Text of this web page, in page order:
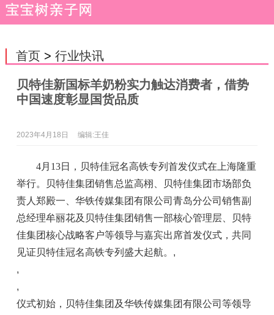
首页> 行业快讯
贝特佳新国标羊奶粉实力触达消费者，借势
中国速度彰显国货品质
2023年4月18日 编辑:王佳
4月13日，贝特佳冠名高铁专列首发仪式在上海隆重
举行。贝特佳集团销售总监高栩、贝特佳集团市场部负
责人郑殿一、华铁传媒集团有限公司青岛分公司销售副
总经理牟丽花及贝特佳集团销售一部核心管理层、贝特
佳集团核心战略客户等领导与嘉宾出席首发仪式，共同
见证贝特佳冠名高铁专列盛大起航。 ,
,
,
仪式初始，贝特佳集团及华铁传媒集团有限公司等领导